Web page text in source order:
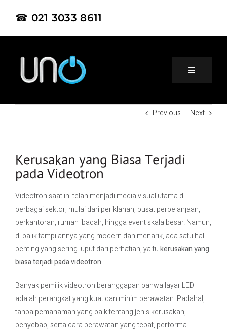
☎ 021 3033 8611
Home
Project
Contact Us
Previous Next
Kerusakan yang Biasa Terjadi
pada Videotron
Videotron saat ini telah menjadi media visual utama di
berbagai sektor, mulai dari periklanan, pusat perbelanjaan,
perkantoran, rumah ibadah, hingga event skala besar. Namun,
di balik tampilannya yang modern dan menarik, ada satu hal
penting yang sering luput dari perhatian, yaitukerusakan yang
biasa terjadi pada videotron.
Banyak pemilik videotron beranggapan bahwa layar LED
adalah perangkat yang kuat dan minim perawatan. Padahal,
tanpa pemahaman yang baik tentang jenis kerusakan,
penyebab, serta cara perawatan yang tepat, performa